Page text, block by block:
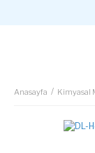
Anasayfa Kimyasal